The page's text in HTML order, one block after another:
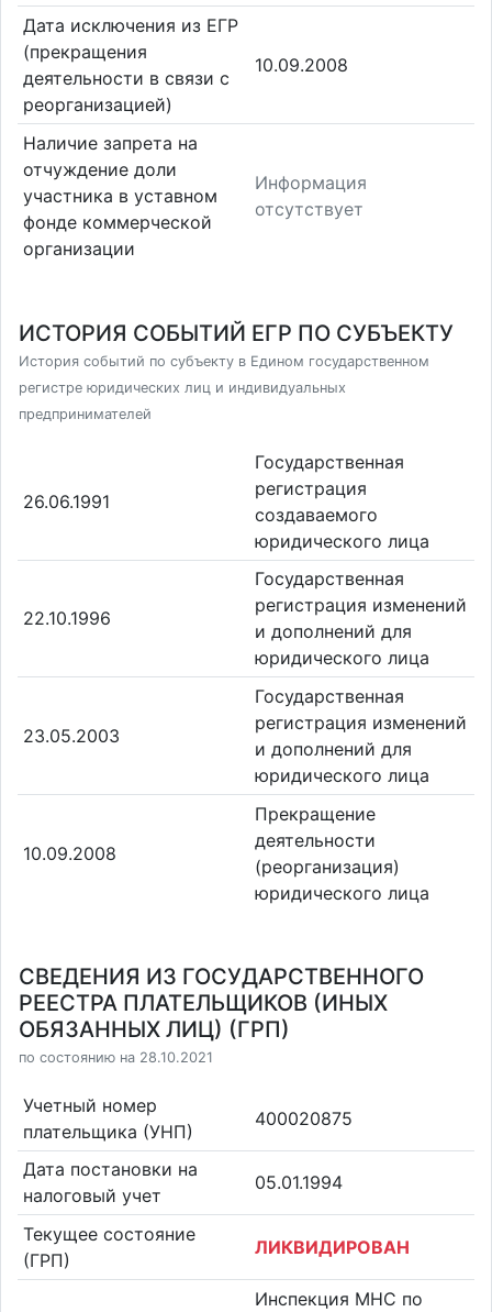
Дата исключения из ЕГР
(прекращения
деятельности в связи с
реорганизацией)
10.09.2008
Наличие запрета на
отчуждение доли
участника в уставном
фонде коммерческой
организации
Информация
отсутствует
ИСТОРИЯ СОБЫТИЙ ЕГР ПО СУБЪЕКТУ
История событий по субъекту в Едином государственном
регистре юридических лиц и индивидуальных
предпринимателей
26.06.1991
Государственная
регистрация
создаваемого
юридического лица
22.10.1996
Государственная
регистрация изменений
и дополнений для
юридического лица
23.05.2003
Государственная
регистрация изменений
и дополнений для
юридического лица
10.09.2008
Прекращение
деятельности
(реорганизация)
юридического лица
СВЕДЕНИЯ ИЗ ГОСУДАРСТВЕННОГО
РЕЕСТРА ПЛАТЕЛЬЩИКОВ (ИНЫХ
ОБЯЗАННЫХ ЛИЦ) (ГРП)
по состоянию на 28.10.2021
Учетный номер
плательщика (УНП)
400020875
Дата постановки на
налоговый учет
05.01.1994
Текущее состояние
(ГРП)
ЛИКВИДИРОВАН
Инспекция МНС по